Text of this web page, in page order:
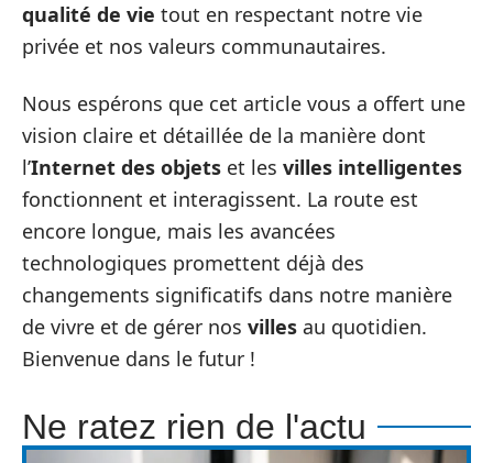
qualité de vie tout en respectant notre vie
privée et nos valeurs communautaires.
Nous espérons que cet article vous a offert une
vision claire et détaillée de la manière dont
l’Internet des objets et les villes intelligentes
fonctionnent et interagissent. La route est
encore longue, mais les avancées
technologiques promettent déjà des
changements significatifs dans notre manière
de vivre et de gérer nos villes au quotidien.
Bienvenue dans le futur !
Ne ratez rien de l'actu